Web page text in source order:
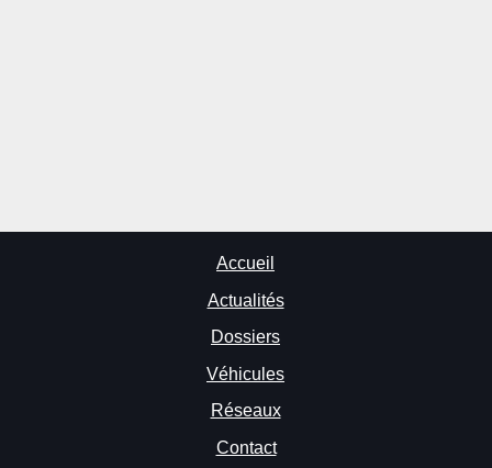
Accueil
Actualités
Dossiers
Véhicules
Réseaux
Contact